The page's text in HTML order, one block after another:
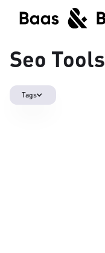
Seo Tools
Tags